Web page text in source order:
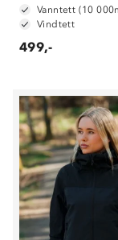
Vindtett
499,-